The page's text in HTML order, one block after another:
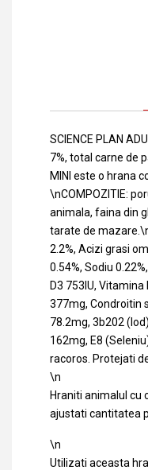
SCIENCE PLAN
7%, total carne de
MINI este o hrana
\nCOMPOZITIE:
animala, faina din
tarate de
2.2%, Acizi grasi
0.54%, Sodiu
D3 753IU,
377mg, Condroitin
78.2mg, 3b202
162mg, E8
racoros. Protejati
\n
Hraniti animalul cu
ajustati cantitatea
\n
Utilizati aceasta